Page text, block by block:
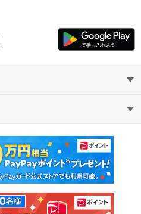
中古マンション
中古一戸建て
土地
教えて！住まいの先生